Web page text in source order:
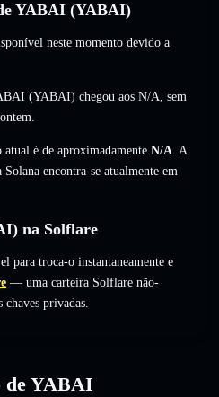
YABAI (YABAI)
neste momento devido a
(YABAI) chegou aos N/A, sem
atual é de aproximadamente N/A. A
encontra-se atualmente em
na Solflare
para troca-o instantaneamente e
— uma carteira Solflare não-
chaves privadas.
de YABAI